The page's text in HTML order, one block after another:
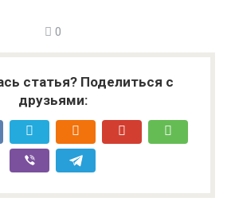
0
статья? Поделиться с
друзьями: